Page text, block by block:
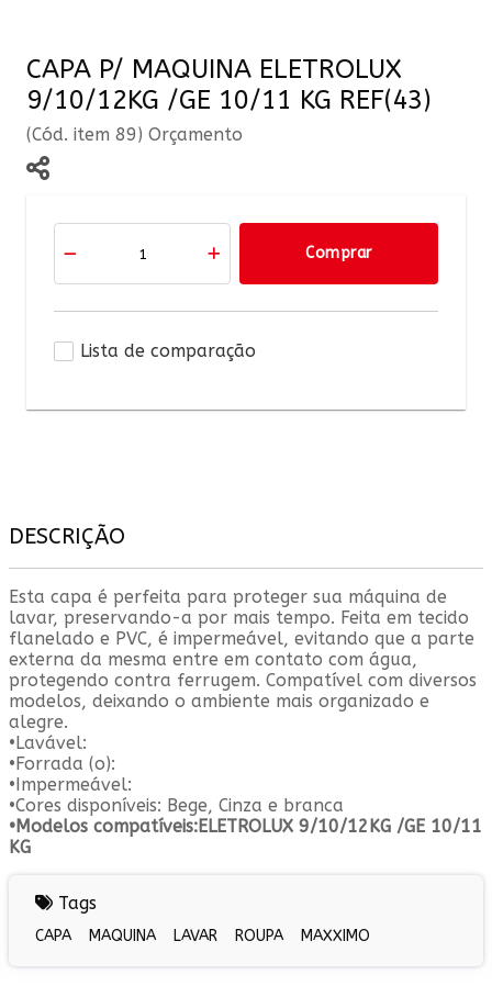
CAPA P/ MAQUINA ELETROLUX
9/10/12KG /GE 10/11 KG REF(43)
(Cód. item 89) Orçamento
Comprar
Lista de comparação
DESCRIÇÃO
Esta capa é perfeita para proteger sua máquina de
lavar, preservando-a por mais tempo. Feita em tecido
flanelado e PVC, é impermeável, evitando que a parte
externa da mesma entre em contato com água,
protegendo contra ferrugem. Compatível com diversos
modelos, deixando o ambiente mais organizado e
alegre.
•Lavável:
•Forrada (o):
•Impermeável:
•Cores disponíveis: Bege, Cinza e branca
•Modelos compatíveis:ELETROLUX 9/10/12KG /GE 10/11
KG
Tags
CAPA MAQUINA LAVAR ROUPA MAXXIMO